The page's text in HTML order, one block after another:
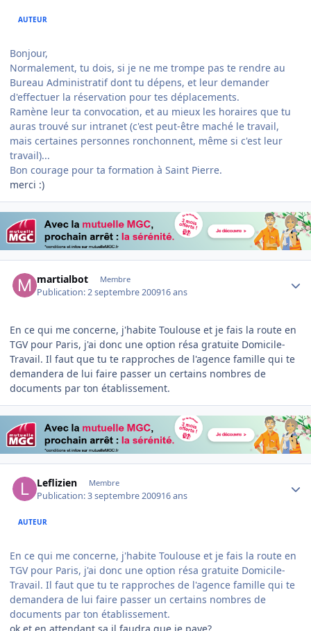
AUTEUR
Bonjour,
Normalement, tu dois, si je ne me trompe pas te rendre au
Bureau Administratif dont tu dépens, et leur demander
d'effectuer la réservation pour tes déplacements.
Ramène leur ta convocation, et au mieux les horaires que tu
auras trouvé sur intranet (c'est peut-être maché le travail,
mais certaines personnes ronchonnent, même si c'est leur
travail)...
Bon courage pour ta formation à Saint Pierre.
merci :)
martialbot Membre
Publication:2 septembre 200916 ans
En ce qui me concerne, j'habite Toulouse et je fais la route en
TGV pour Paris, j'ai donc une option résa gratuite Domicile-
Travail. Il faut que tu te rapproches de l'agence famille qui te
demandera de lui faire passer un certains nombres de
documents par ton établissement.
Leflizien Membre
Publication:3 septembre 200916 ans
AUTEUR
En ce qui me concerne, j'habite Toulouse et je fais la route en
TGV pour Paris, j'ai donc une option résa gratuite Domicile-
Travail. Il faut que tu te rapproches de l'agence famille qui te
demandera de lui faire passer un certains nombres de
documents par ton établissement.
ok et en attendant sa il faudra que je paye?